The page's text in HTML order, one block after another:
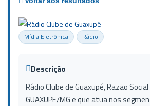
Mídia Eletrônica Rádio
Descrição
Rádio Clube de Guaxupé, Razão
GUAXUPE/MG e que atua nos